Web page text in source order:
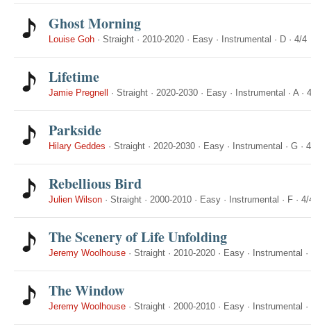
Ghost Morning
Louise Goh · Straight · 2010-2020 · Easy · Instrumental · D · 4/4
Lifetime
Jamie Pregnell · Straight · 2020-2030 · Easy · Instrumental · A·
Parkside
Hilary Geddes · Straight · 2020-2030 · Easy · Instrumental · G ·
Rebellious Bird
Julien Wilson · Straight · 2000-2010 · Easy · Instrumental · F · 4/
The Scenery of Life Unfolding
Jeremy Woolhouse · Straight · 2010-2020 · Easy · Instrumental ·
The Window
Jeremy Woolhouse · Straight · 2000-2010 · Easy · Instrumental ·